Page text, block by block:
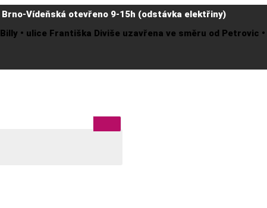
Vídeňská otevřeno 9-15h (odstávka elektřiny)
• ulice Františka Diviše uzavřena ve směru od Petrovic •